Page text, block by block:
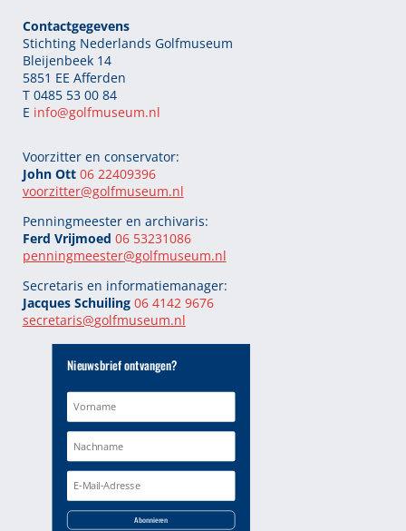
Contactgegevens
Stichting Nederlands Golfmuseum
Bleijenbeek 14
5851 EE Afferden
T 0485 53 00 84
E info@golfmuseum.nl
Voorzitter en conservator:
John Ott 06 22409396
voorzitter@golfmuseum.nl
Penningmeester en archivaris:
Ferd Vrijmoed 06 53231086
penningmeester@golfmuseum.nl
Secretaris en informatiemanager:
Jacques Schuiling 06 4142 9676
secretaris@golfmuseum.nl
Nieuwsbrief ontvangen?
Abonnieren